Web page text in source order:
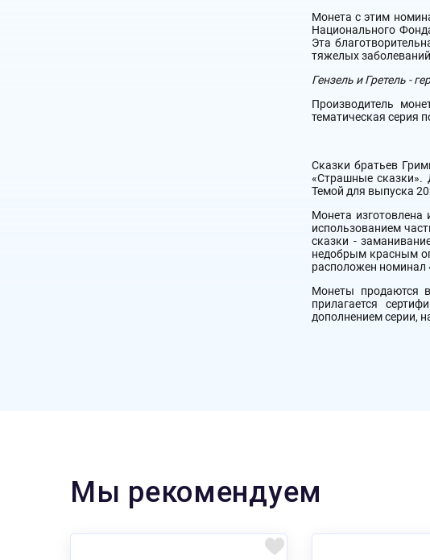
Монета с этим
Национального
Эта
тяжелых
Гензель и Гретель -
Производитель
тематическая серия
Сказки братьев
«Страшные сказки».
Темой для выпуска
Монета
использованием
сказки -
недобрым красным
расположен номинал
Монеты продаются
прилагается
дополнением серии,
Мы рекомендуем